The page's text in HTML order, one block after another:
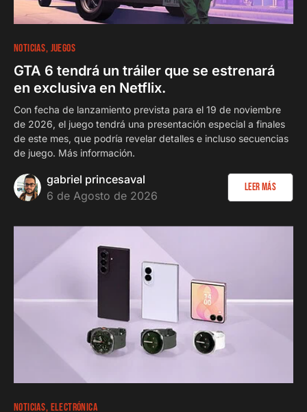
NOTICIAS JUEGOS
GTA 6 tendrá un tráiler que se estrenará
en exclusiva en Netflix.
Con fecha de lanzamiento prevista para el 19 de noviembre
de 2026, el juego tendrá una presentación especial a finales
de este mes, que podría revelar detalles e incluso secuencias
de juego. Más información.
gabriel princesaval
6 de Agosto de 2026
Leer más
NOTICIAS ELECTRÓNICA